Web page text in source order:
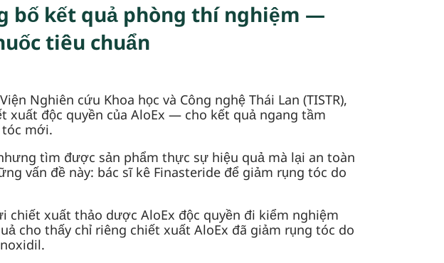
bố kết quả phòng thí nghiệm —
tiêu chuẩn
Nghiên cứu Khoa học và Công nghệ Thái Lan (TISTR),
độc quyền của AloEx — cho kết quả ngang tầm
mới.
tìm được sản phẩm thực sự hiệu quả mà lại an toàn
vấn đề này: bác sĩ kê Finasteride để giảm rụng tóc do
xuất thảo dược AloEx độc quyền đi kiểm nghiệm
cho thấy chỉ riêng chiết xuất AloEx đã giảm rụng tóc do